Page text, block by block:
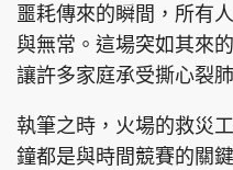
東周刊
PCM 電腦廣場
噩耗傳來的瞬間，所有
與無常。這場突如其來
讓許多家庭承受撕心裂
執筆之時，火場的救災
鐘都是與時間競賽的關